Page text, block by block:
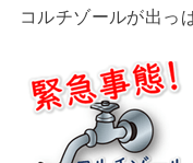
コルチゾールが出っ